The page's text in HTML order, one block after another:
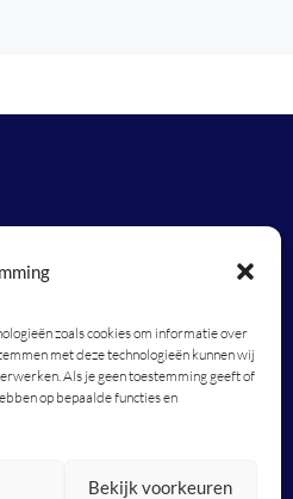
zoals cookies om informatie over
met deze technologieën kunnen wij
Als je geen toestemming geeft of
op bepaalde functies en
Bekijk voorkeuren